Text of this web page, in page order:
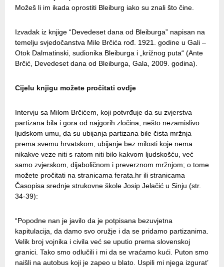
Možeš li im ikada oprostiti Bleiburg iako su znali što čine.
Izvadak iz knjige “Devedeset dana od Bleiburga” napisan na
temelju svjedočanstva Mile Brčića rođ. 1921. godine u Gali –
Otok Dalmatinski, sudionika Bleiburga i „križnog puta“ (Ante
Brčić, Devedeset dana od Bleiburga, Gala, 2009. godina).
Cijelu knjigu možete pročitati ovdje
Intervju sa Milom Brčićem, koji potvrđuje da su zvjerstva
partizana bila i gora od najgorih zločina, nešto nezamislivo
ljudskom umu, da su ubijanja partizana bile čista mržnja
prema svemu hrvatskom, ubijanje bez milosti koje nema
nikakve veze niti s ratom niti bilo kakvom ljudskošću, već
samo zvjerskom, dijaboličnom i preverznom mržnjom; o tome
možete pročitati na stranicama ferata.hr ili stranicama
Časopisa srednje strukovne škole Josip Jelačić u Sinju (str.
34-39):
“Popodne nan je javilo da je potpisana bezuvjetna
kapitulacija, da damo svo oružje i da se pridamo partizanima.
Velik broj vojnika i civila već se uputio prema slovenskoj
granici. Tako smo odlučili i mi da se vraćamo kući. Puton smo
naišli na autobus koji je zapeo u blato. Uspili mi njega izgurat’